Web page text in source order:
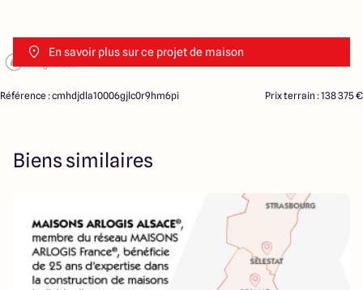
En savoir plus sur ce projet de maison
Référence : cmhdjdla10006gjlc0r9hm6pi Prix terrain : 138 375 €
Biens similaires